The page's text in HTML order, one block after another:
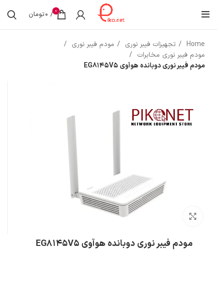
0
/
0تومان
Home تجهیزات فیبر نوری
مودم فیبر نوری
مودم فیبر نوری مخابرات
مودم فیبر نوری دوبانده هوآوی EG8145V5
مودم فیبر نوری دوبانده هوآوی EG8145V5